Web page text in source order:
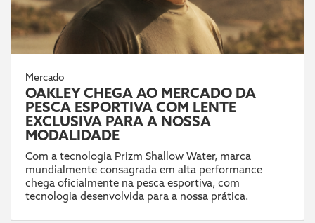
Mercado
OAKLEY CHEGA AO MERCADO DA
PESCA ESPORTIVA COM LENTE
EXCLUSIVA PARA A NOSSA
MODALIDADE
Com a tecnologia Prizm Shallow Water, marca
mundialmente consagrada em alta performance
chega oficialmente na pesca esportiva, com
tecnologia desenvolvida para a nossa prática.